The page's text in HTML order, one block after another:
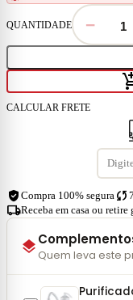
QUANTIDADE −
CALCULAR FRETE
verified_user Compra 100% segura sync
local_shippingReceba em casa ou
layers Quem leva este